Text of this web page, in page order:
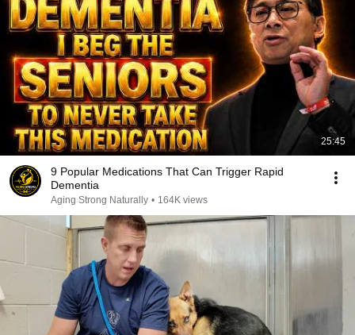
25:45
9 Popular Medications That Can Trigger Rapid
Dementia
Aging Strong Naturally • 164K views